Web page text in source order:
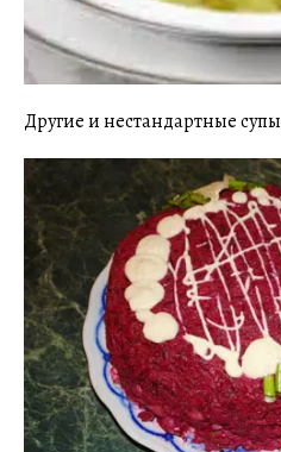
Другие и нестандартные супы